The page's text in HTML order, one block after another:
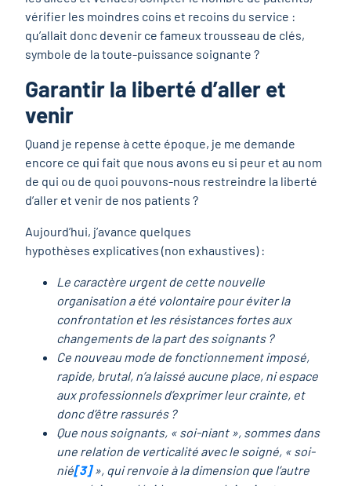
vérifier les moindres coins et recoins du service :
qu’allait donc devenir ce fameux trousseau de clés,
symbole de la toute-puissance soignante ?
Garantir la liberté d’aller et
venir
Quand je repense à cette époque, je me demande
encore ce qui fait que nous avons eu si peur et au nom
de qui ou de quoi pouvons-nous restreindre la liberté
d’aller et venir de nos patients ?
Aujourd’hui, j’avance quelques
hypothèses explicatives (non exhaustives) :
Le caractère urgent de cette nouvelle
organisation a été volontaire pour éviter la
confrontation et les résistances fortes aux
changements de la part des soignants ?
Ce nouveau mode de fonctionnement imposé,
rapide, brutal, n’a laissé aucune place, ni espace
aux professionnels d’exprimer leur crainte, et
donc d’être rassurés ?
Que nous soignants, « soi-niant », sommes dans
une relation de verticalité avec le soigné, « soi-
nié[3]», qui renvoie à la dimension que l’autre